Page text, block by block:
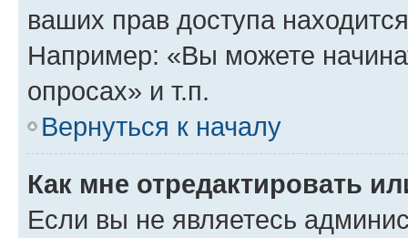
ваших прав доступа
Например: «Вы можете
опросах» и т.п.
Вернуться к началу
Как мне отредактировать
Если вы не являетесь